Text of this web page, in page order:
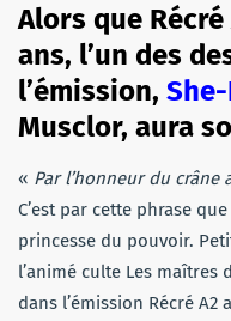
Alors que
ans, l’un des
l’émission,
Musclor, aura
« Par l’honneur du
C’est par cette phrase
princesse du pouvoir.
l’animé culte Les maîtres
dans l’émission Récré